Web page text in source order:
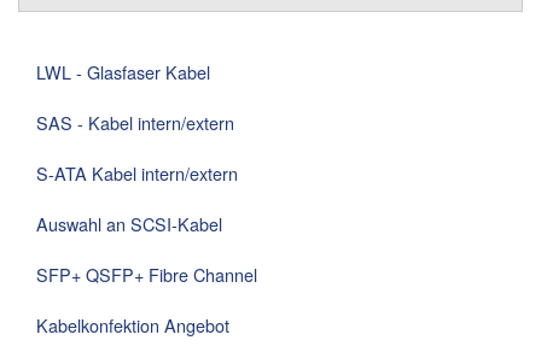
LWL - Glasfaser Kabel
SAS - Kabel intern/extern
S-ATA Kabel intern/extern
Auswahl an SCSI-Kabel
SFP+ QSFP+ Fibre Channel
Kabelkonfektion Angebot